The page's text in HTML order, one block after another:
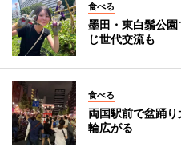
食べる
墨田・東白鬚公
じ世代交流も
食べる
両国駅前で盆踊
輪広がる